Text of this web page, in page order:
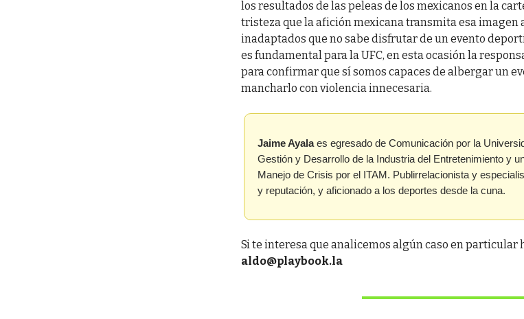
los resultados de las peleas de los mexicanos en la
tristeza que la afición mexicana transmita esa imagen
inadaptados que no sabe disfrutar de un evento
es fundamental para la UFC, en esta ocasión la
para confirmar que sí somos capaces de albergar un
mancharlo con violencia innecesaria.
Jaime Ayalaes egresado de Comunicación por la
Gestión y Desarrollo de la Industria del Entretenimiento y
Manejo de Crisis por el ITAM. Publirrelacionista y
y reputación, y aficionado a los deportes desde la cuna.
Si te interesa que analicemos algún caso en particular
aldo@playbook.la